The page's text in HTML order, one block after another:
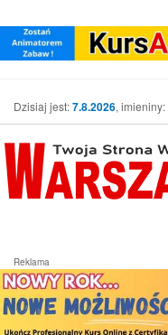
Dzisiaj jest:7.8.2026, imieniny:
Reklama